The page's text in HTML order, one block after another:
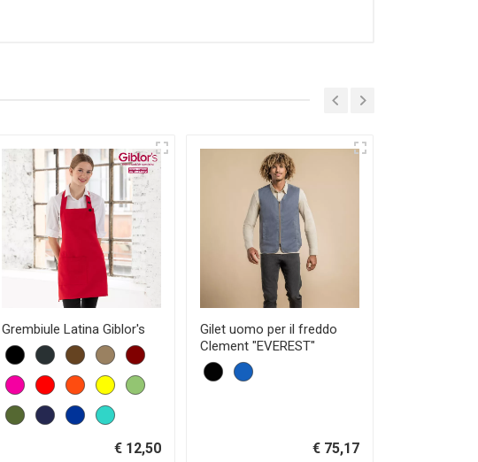
Grembiule Latina Giblor's
€ 12,50
Gilet uomo per il freddo
Clement "EVEREST"
€ 75,17